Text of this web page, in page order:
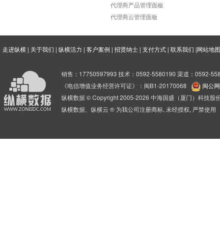
代理商产品管理面板
代理商云管理面板
走进纵横 | 关于我们 | 纵横活力 | 客户案例 | 招贤纳士 | 支付方式 | 联系我们 |网站地图
销售：17750597993 技术：0592-5580190 渠道：0592-
《电信增值业务经营许可证》：闽B1-20170068
闽公
纵横数据 © Copyright 2005-2026 中海国盛（厦门）科技股
纵横数据、纵横云 ® 为我公司注册商标, 未经授权, 严禁使用